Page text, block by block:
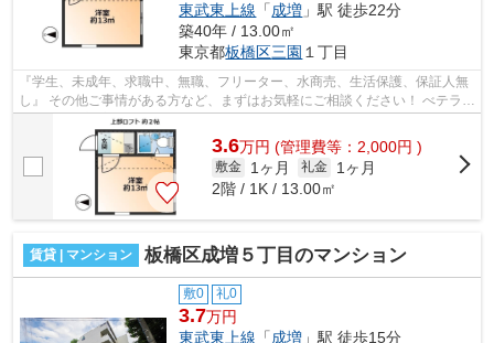
東武東上線 「成増 」駅 徒歩22分
築40年 / 13.00㎡
東京都板橋区三園 １丁目
『学生、未成年、求職中、無職、フリーター、水商売、生活保護、保証人無
し』 その他ご事情がある方など、まずはお気軽にご相談ください！ べテラン
スタッフが対応致しますのでご希望...
3.6万円 (管理費等：2,000円 )
敷金 1ヶ月 礼金
1ヶ月
2階 / 1K / 13.00㎡
賃貸 | マンション 板橋区成増５丁目のマンション
敷0 礼0
3.7万円
東武東上線 「成増 」駅 徒歩15分